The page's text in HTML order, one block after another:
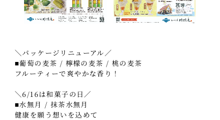
＼パッケージリニューアル／
■葡萄の麦茶 / 檸檬の麦茶 / 桃の麦茶
フルーティーで爽やかな香り！
＼6/16は和菓子の日／
■水無月 / 抹茶水無月
健康を願う想いを込めて